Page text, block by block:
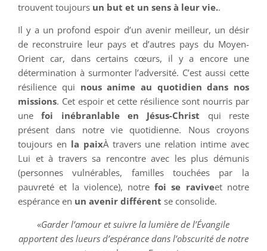
trouvent toujours un but et un sens à leur vie..
Il y a un profond espoir d’un avenir meilleur, un désir
de reconstruire leur pays et d’autres pays du Moyen-
Orient car, dans certains cœurs, il y a encore une
détermination à surmonter l’adversité. C’est aussi cette
résilience qui nous anime au quotidien dans nos
missions. Cet espoir et cette résilience sont nourris par
unefoi inébranlable en Jésus-Christ qui reste
présent dans notre vie quotidienne. Nous croyons
toujours en la paixÀ travers une relation intime avec
Lui et à travers sa rencontre avec les plus démunis
(personnes vulnérables, familles touchées par la
pauvreté et la violence), notrefoi se raviveet notre
espérance en un avenir différent se consolide.
«Garder l’amour et suivre la lumière de l’Évangile
apportent des lueurs d’espérance dans l’obscurité de notre